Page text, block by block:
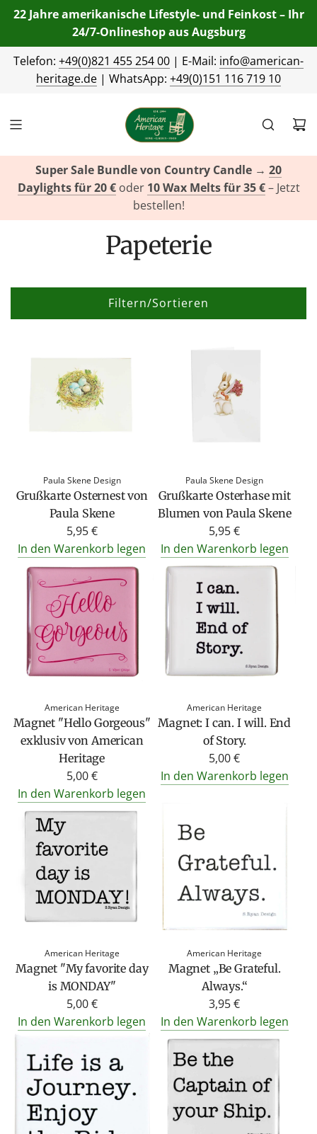
22 Jahre amerikanische Lifestyle- und Feinkost – Ihr
24/7-Onlineshop aus Augsburg
Telefon: +49(0)821 455 254 00 | E-Mail: info@american-
heritage.de | WhatsApp: +49(0)151 116 719 10
Super Sale Bundle von Country Candle → 20
Daylights für 20 €oder 10 Wax Melts für 35 €– Jetzt
bestellen!
Papeterie
Filtern/Sortieren
Paula Skene Design
Grußkarte Osternest von
Paula Skene
5,95 €
In den Warenkorb legen
Paula Skene Design
Grußkarte Osterhase mit
Blumen von Paula Skene
5,95 €
In den Warenkorb legen
American Heritage
Magnet "Hello Gorgeous"
exklusiv von American
Heritage
5,00 €
In den Warenkorb legen
American Heritage
Magnet: I can. I will. End
of Story.
5,00 €
In den Warenkorb legen
American Heritage
Magnet "My favorite day
is MONDAY"
5,00 €
In den Warenkorb legen
American Heritage
Magnet „Be Grateful.
Always.“
3,95 €
In den Warenkorb legen